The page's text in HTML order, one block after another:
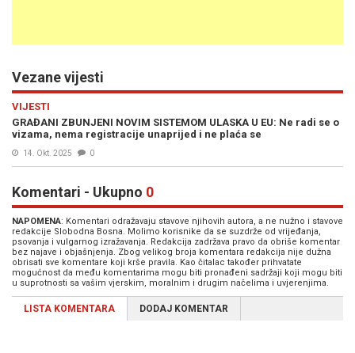
Vezane vijesti
VIJESTI
GRAĐANI ZBUNJENI NOVIM SISTEMOM ULASKA U EU: Ne radi se o
vizama, nema registracije unaprijed i ne plaća se
14. Okt. 2025 0
Komentari - Ukupno 0
NAPOMENA: Komentari odražavaju stavove njihovih autora, a ne nužno i stavove
redakcije Slobodna Bosna. Molimo korisnike da se suzdrže od vrijeđanja,
psovanja i vulgarnog izražavanja. Redakcija zadržava pravo da obriše komentar
bez najave i objašnjenja. Zbog velikog broja komentara redakcija nije dužna
obrisati sve komentare koji krše pravila. Kao čitalac također prihvatate
mogućnost da među komentarima mogu biti pronađeni sadržaji koji mogu biti
u suprotnosti sa vašim vjerskim, moralnim i drugim načelima i uvjerenjima.
LISTA KOMENTARA DODAJ KOMENTAR